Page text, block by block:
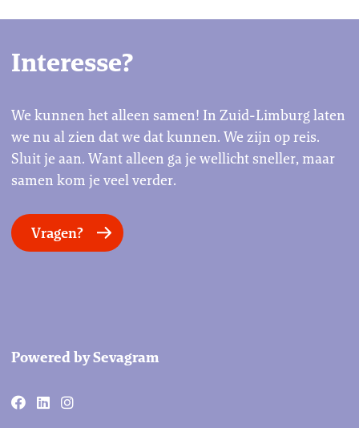
Interesse?
We kunnen het alleen samen! In Zuid-Limburg laten
we nu al zien dat we dat kunnen. We zijn op reis.
Sluit je aan. Want alleen ga je wellicht sneller, maar
samen kom je veel verder.
Vragen?
Powered by Sevagram